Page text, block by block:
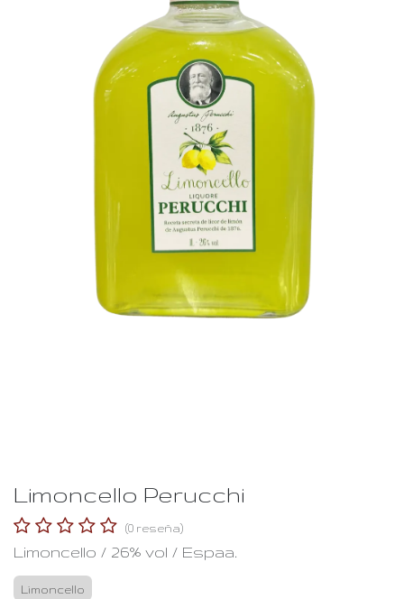
Limoncello Perucchi
(0 reseña)
Limoncello / 26% vol / Espaa.
Limoncello